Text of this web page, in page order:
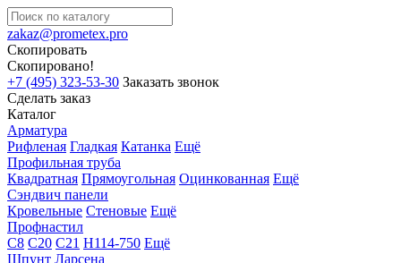
zakaz@prometex.pro
Скопировать
Скопировано!
+7 (495) 323-53-30 Заказать звонок
Сделать заказ
Каталог
Арматура
Рифленая Гладкая Катанка Ещё
Профильная труба
Квадратная Прямоугольная Оцинкованная Ещё
Сэндвич панели
Кровельные Стеновые Ещё
Профнастил
С8 С20 С21 Н114-750 Ещё
Шпунт Ларсена